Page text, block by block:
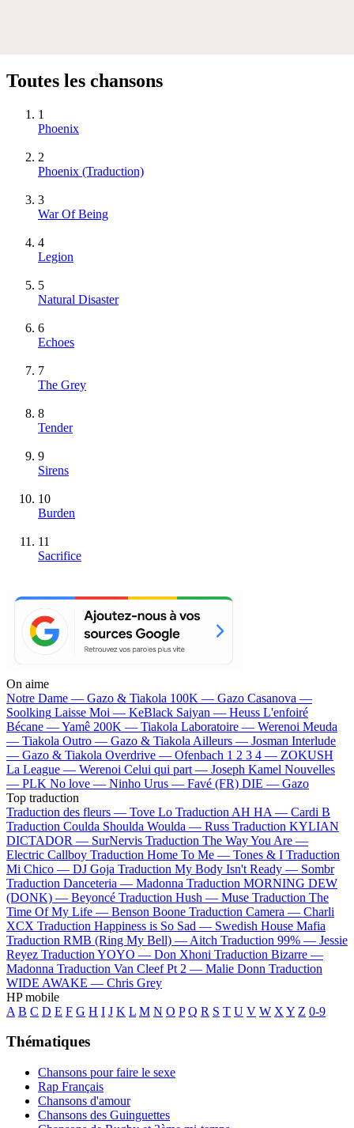
Toutes les chansons
1
Phoenix
2
Phoenix (Traduction)
3
War Of Being
4
Legion
5
Natural Disaster
6
Echoes
7
The Grey
8
Tender
9
Sirens
10
Burden
11
Sacrifice
On aime
Notre Dame — Gazo & Tiakola 100K — Gazo Casanova —
Soolking Laisse Moi — KeBlack Saiyan — Heuss L'enfoiré
Bécane —Yamê 200K — Tiakola Laboratoire — Werenoi Meuda
— Tiakola Outro — Gazo & Tiakola Ailleurs — Josman Interlude
— Gazo & Tiakola Overdrive — Ofenbach 1 2 3 4 — ZOKUSH
La League — Werenoi Celui qui part — Joseph Kamel Nouvelles
— PLK No love — Ninho Urus — Favé (FR) DIE — Gazo
Top traduction
Traduction des fleurs — Tove Lo Traduction AH HA — Cardi B
Traduction Coulda Shoulda Woulda — Russ Traduction KYLIAN
DICTADOR — SurNervis Traduction The Way You Are —
Electric Callboy Traduction Home To Me — Tones & I Traduction
Mi Chico — DJ Goja Traduction My Body Isn't Ready — Sombr
Traduction Danceteria — Madonna Traduction MORNING DEW
(DONK) — Beyoncé Traduction Hush — Muse Traduction The
Time Of My Life — Benson Boone Traduction Camera — Charli
XCX Traduction Happiness is So Sad — Swedish House Mafia
Traduction RMB (Ring My Bell) — Aitch Traduction 99% — Jessie
Reyez Traduction YOYO — Don Xhoni Traduction Bizarre —
Madonna Traduction Van Cleef Pt 2 — Malie Donn Traduction
WIDE AWAKE — Chris Grey
HP mobile
A B C D E F G H I J K L M N O P Q R S T U V W X Y Z 0-9
Thématiques
Chansons pour faire le sexe
Rap Français
Chansons d'amour
Chansons des Guinguettes